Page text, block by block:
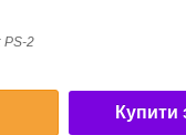
PS-2
Купити